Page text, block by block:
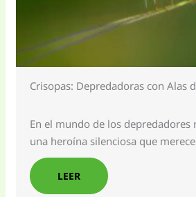
Crisopas: Depredadoras con Alas
En el mundo de los depredadores
una heroína silenciosa que
LEER